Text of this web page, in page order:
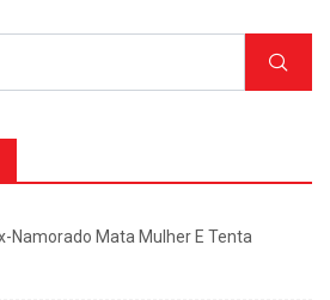
Namorado Mata Mulher E Tenta